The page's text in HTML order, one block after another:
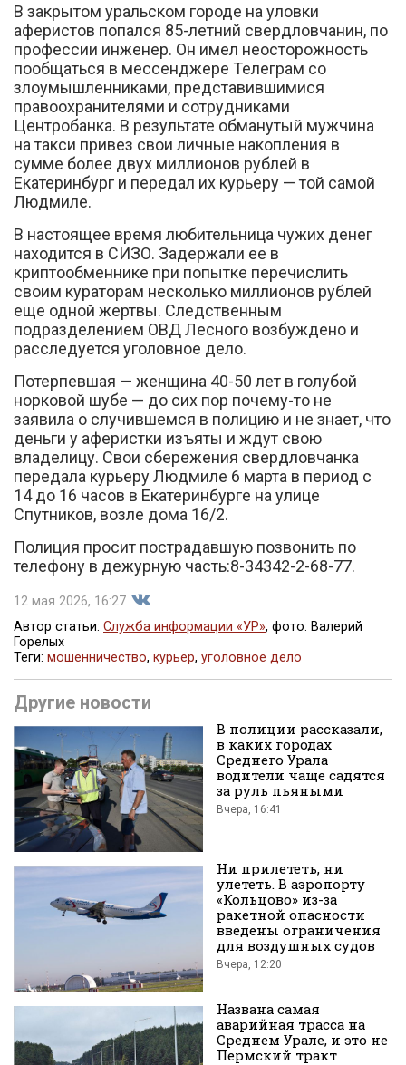
В закрытом уральском городе на уловки
аферистов попался 85-летний свердловчанин, по
профессии инженер. Он имел неосторожность
пообщаться в мессенджере Телеграм со
злоумышленниками, представившимися
правоохранителями и сотрудниками
Центробанка. В результате обманутый мужчина
на такси привез свои личные накопления в
сумме более двух миллионов рублей в
Екатеринбург и передал их курьеру — той самой
Людмиле.
В настоящее время любительница чужих денег
находится в СИЗО. Задержали ее в
криптообменнике при попытке перечислить
своим кураторам несколько миллионов рублей
еще одной жертвы. Следственным
подразделением ОВД Лесного возбуждено и
расследуется уголовное дело.
Потерпевшая — женщина 40-50 лет в голубой
норковой шубе — до сих пор почему-то не
заявила о случившемся в полицию и не знает, что
деньги у аферистки изъяты и ждут свою
владелицу. Свои сбережения свердловчанка
передала курьеру Людмиле 6 марта в период с
14 до 16 часов в Екатеринбурге на улице
Спутников, возле дома 16/2.
Полиция просит пострадавшую позвонить по
телефону в дежурную часть:8-34342-2-68-77.
12 мая 2026, 16:27
Поделиться
во
Вконтакте
Автор статьи: Служба информации «УР», фото: Валерий
Горелых
Теги: мошенничество, курьер, уголовное дело
Другие новости
В полиции рассказали,
в каких городах
Среднего Урала
водители чаще садятся
за руль пьяными
Вчера, 16:41
Ни прилететь, ни
улететь. В аэропорту
«Кольцово» из-за
ракетной опасности
введены ограничения
для воздушных судов
Вчера, 12:20
Названа самая
аварийная трасса на
Среднем Урале, и это не
Пермский тракт